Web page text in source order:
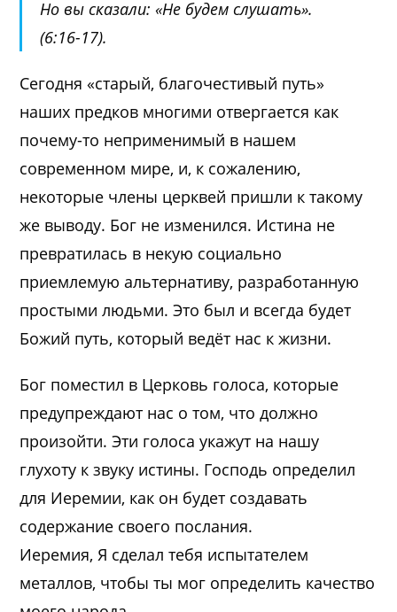
Но вы сказали: «Не будем слушать».
(6:16-17).
Сегодня «старый, благочестивый путь»
наших предков многими отвергается как
почему-то неприменимый в нашем
современном мире, и, к сожалению,
некоторые члены церквей пришли к такому
же выводу. Бог не изменился. Истина не
превратилась в некую социально
приемлемую альтернативу, разработанную
простыми людьми. Это был и всегда будет
Божий путь, который ведёт нас к жизни.
Бог поместил в Церковь голоса, которые
предупреждают нас о том, что должно
произойти. Эти голоса укажут на нашу
глухоту к звуку истины. Господь определил
для Иеремии, как он будет создавать
содержание своего послания.
Иеремия, Я сделал тебя испытателем
металлов, чтобы ты мог определить качество